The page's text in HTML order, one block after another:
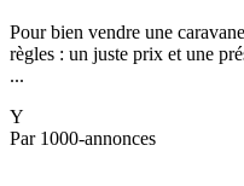
Pour bien vendre une
règles : un juste prix et une
...
Y
Par 1000-annonces